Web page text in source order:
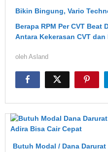
Bikin Bingung, Vario
Berapa RPM Per CVT
Antara Kekerasan CVT dan
oleh Asland
Butuh Modal / Dana